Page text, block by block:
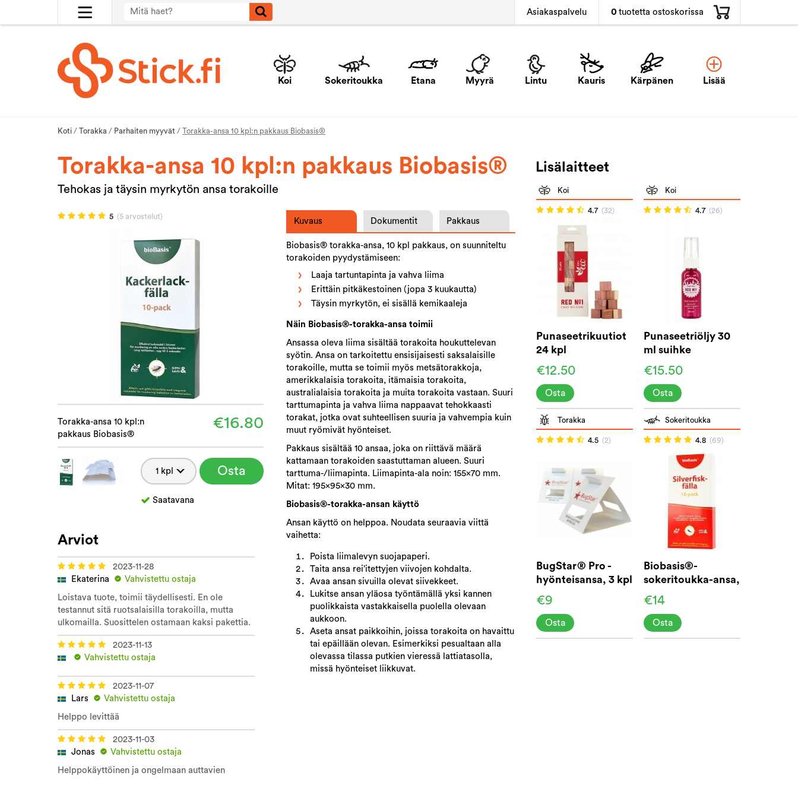
Asiakaspalvelu 0 tuotetta ostoskorissa
Koi Sokeritoukka Etana Myyrä Lintu Kauris Kärpänen Lisää
Koti / Torakka / Parhaiten myyvät / Torakka-ansa 10 kpl:n pakkaus Biobasis®
Torakka-ansa 10 kpl:n pakkaus Biobasis®
Tehokas ja täysin myrkytön ansa torakoille
5 (5 arvostelut)
Torakka-ansa 10 kpl:n
pakkaus Biobasis®
€16.80
Osta
Saatavana
Kuvaus Dokumentit Pakkaus
Biobasis® torakka-ansa, 10 kpl pakkaus, on suunniteltu
torakoiden pyydystämiseen:
Laaja tartuntapinta ja vahva liima
Erittäin pitkäkestoinen (jopa 3 kuukautta)
Täysin myrkytön, ei sisällä kemikaaleja
Näin Biobasis®-torakka-ansa toimii
Ansassa oleva liima sisältää torakoita houkuttelevan
syötin. Ansa on tarkoitettu ensisijaisesti saksalaisille
torakoille, mutta se toimii myös metsätorakkoja,
amerikkalaisia torakoita, itämaisia torakoita,
australialaisia torakoita ja muita torakoita vastaan. Suuri
tarttumapinta ja vahva liima nappaavat tehokkaasti
torakat, jotka ovat suhteellisen suuria ja vahvempia kuin
muut ryömivät hyönteiset.
Pakkaus sisältää 10 ansaa, joka on riittävä määrä
kattamaan torakoiden saastuttaman alueen. Suuri
tarttuma-/liimapinta. Liimapinta-ala noin: 155x70 mm.
Mitat: 195x95x30 mm.
Biobasis®-torakka-ansan käyttö
Ansan käyttö on helppoa. Noudata seuraavia viittä
vaihetta:
Poista liimalevyn suojapaperi.
Taita ansa rei’itettyjen viivojen kohdalta.
Avaa ansan sivuilla olevat siivekkeet.
Lukitse ansan yläosa työntämällä yksi kannen
puolikkaista vastakkaisella puolella olevaan
aukkoon.
Aseta ansat paikkoihin, joissa torakoita on havaittu
tai epäillään olevan. Esimerkiksi pesualtaan alla
olevassa tilassa putkien vieressä lattiatasolla,
missä hyönteiset liikkuvat.
Arviot
2023-11-28
Ekaterina
Vahvistettu ostaja
Loistava tuote, toimii täydellisesti. En ole
testannut sitä ruotsalaisilla torakoilla, mutta
ulkomailla. Suosittelen ostamaan kaksi pakettia.
2023-11-13
Vahvistettu ostaja
2023-11-07
Lars
Vahvistettu ostaja
Helppo levittää
2023-11-03
Jonas
Vahvistettu ostaja
Helppokäyttöinen ja ongelmaan auttavien
Lisälaitteet
Koi
4.7 (32)
Punaseetrikuutiot
24 kpl
€12.50
Osta
Koi
4.7 (26)
Punaseetriöljy 30
ml suihke
€15.50
Osta
Torakka
4.5 (2)
BugStar® Pro -
hyönteisansa, 3 kpl
pakkaus
€9
Osta
Sokeritoukka
4.8 (69)
Biobasis®-
sokeritoukka-ansa,
10 kpl
€14
Osta